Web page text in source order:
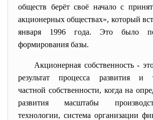
обществ берёт своё начало с
акционерных обществах», который
января 1996 года. Это было
формирования базы.
Акционерная собственность -
результат процесса развития и
частной собственности, когда на
развития масштабы
технологии, система организации